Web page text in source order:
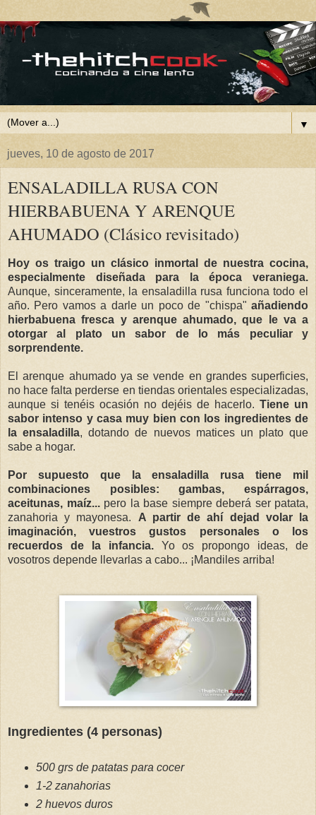
▼
jueves, 10 de agosto de 2017
ENSALADILLA RUSA CON
HIERBABUENA Y ARENQUE
AHUMADO (Clásico revisitado)
Hoy os traigo un clásico inmortal de nuestra cocina,
especialmente diseñada para la época veraniega.
Aunque, sinceramente, la ensaladilla rusa funciona todo el
año. Pero vamos a darle un poco de "chispa" añadiendo
hierbabuena fresca y arenque ahumado, que le va a
otorgar al plato un sabor de lo más peculiar y
sorprendente.
El arenque ahumado ya se vende en grandes superficies,
no hace falta perderse en tiendas orientales especializadas,
aunque si tenéis ocasión no dejéis de hacerlo. Tiene un
sabor intenso y casa muy bien con los ingredientes de
la ensaladilla, dotando de nuevos matices un plato que
sabe a hogar.
Por supuesto que la ensaladilla rusa tiene mil
combinaciones posibles: gambas, espárragos,
aceitunas, maíz... pero la base siempre deberá ser patata,
zanahoria y mayonesa. A partir de ahí dejad volar la
imaginación, vuestros gustos personales o los
recuerdos de la infancia.Yo os propongo ideas, de
vosotros depende llevarlas a cabo... ¡Mandiles arriba!
Ingredientes (4 personas)
500 grs de patatas para cocer
1-2 zanahorias
2 huevos duros